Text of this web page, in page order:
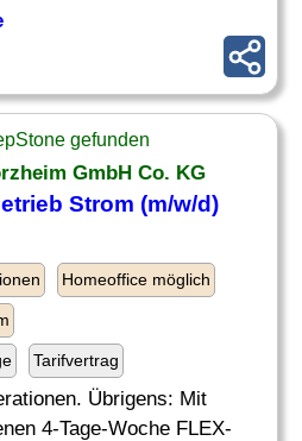
gefunden
GmbH Co. KG
Strom (m/w/d)
Homeoffice möglich
Tarifvertrag
Übrigens: Mit
4-Tage-Woche FLEX-